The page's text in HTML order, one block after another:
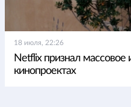
18 июля, 22:26
Netflix признал массовое
кинопроектах